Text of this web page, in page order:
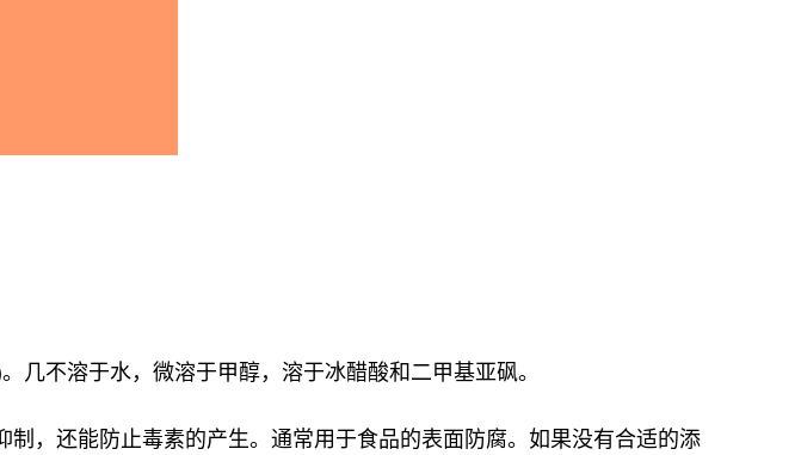
不溶于水，微溶于甲醇，溶于冰醋酸和二甲基亚砜。
，还能防止毒素的产生。通常用于食品的表面防腐。如果没有合适的添